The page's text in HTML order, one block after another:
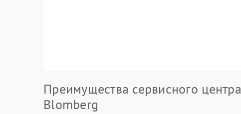
Преимущества сервисного центра
Blomberg